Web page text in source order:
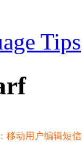
Tips
动用户编辑短信